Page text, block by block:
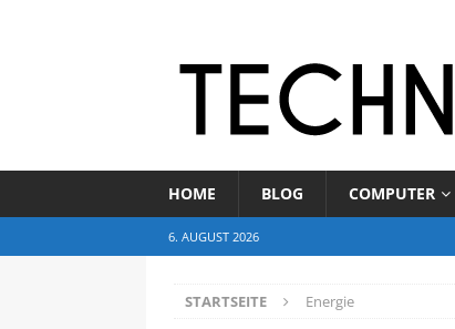
HOME BLOG COMPUTER
6. AUGUST 2026
STARTSEITE Energie